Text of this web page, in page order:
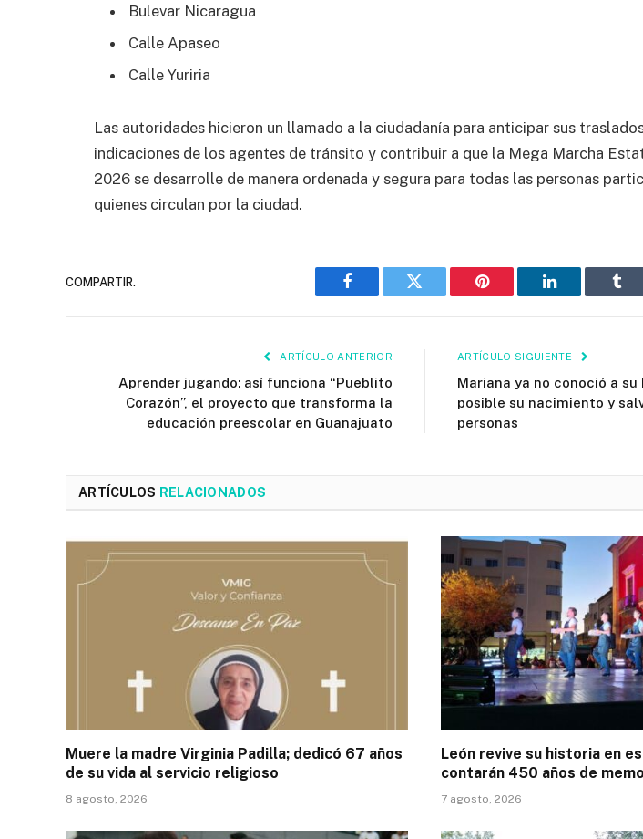
Bulevar Nicaragua
Calle Apaseo
Calle Yuriria
Las autoridades hicieron un llamado a la ciudadanía para anticipar sus
indicaciones de los agentes de tránsito y contribuir a que la Mega Marcha
2026 se desarrolle de manera ordenada y segura para todas las personas
quienes circulan por la ciudad.
COMPARTIR.
Facebook Twitter Pinterest LinkedIn
ARTÍCULO ANTERIOR
Aprender jugando: así funciona “Pueblito
Corazón”, el proyecto que transforma la
educación preescolar en Guanajuato
ARTÍCULO SIGUIENTE
Mariana ya no conoció a su
posible su nacimiento y
personas
ARTÍCULOS RELACIONADOS
Muere la madre Virginia Padilla; dedicó 67 años
de su vida al servicio religioso
8 agosto, 2026
León revive su historia en
contarán 450 años de
7 agosto, 2026